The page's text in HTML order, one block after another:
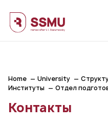
Home University
Институты
Отдел
Контакты